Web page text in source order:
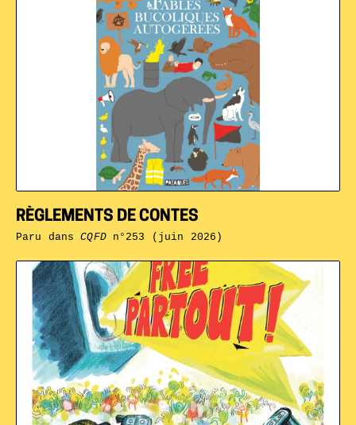
RÈGLEMENTS DE CONTES
Paru dansCQFDn°253 (juin 2026)